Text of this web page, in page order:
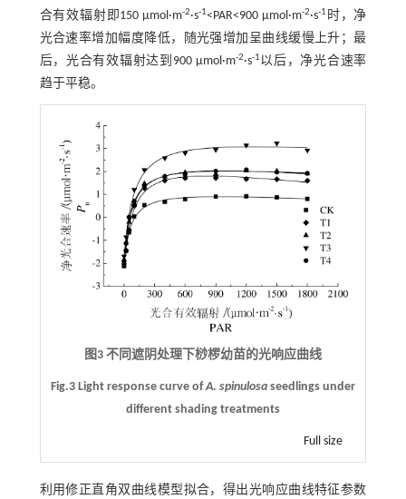
合有效辐射即150 μmol·m-2·s-1<PAR<900 μmol·m-2·s-1 时，净
光合速率增加幅度降低，随光强增加呈曲线缓慢上升；最
后，光合有效辐射达到900 μmol·m-2·s-1以后，净光合速率
趋于平稳。
图3 不同遮阴处理下桫椤幼苗的光响应曲线
Fig.3 Light response curve ofA. spinulosaseedlings under
different shading treatments
Full size
利用修正直角双曲线模型拟合，得出光响应曲线特征参数